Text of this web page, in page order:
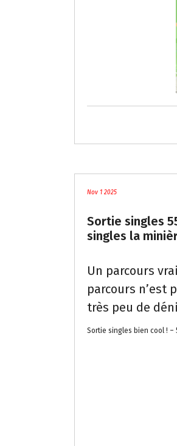
Nov 1 2025
Sortie singles
singles la
Un parcours
parcours n’est
très peu de
Sortie singles bien cool ! –